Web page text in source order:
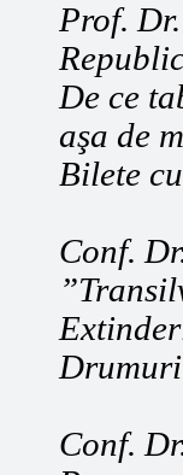
Prof. Dr.
De ce
aşa de
Bilete
Conf.
Conf.